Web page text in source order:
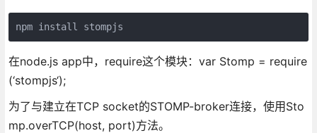
npm install stompjs
在node.js app中，require这个模块：var Stomp = require
(‘stompjs‘);
为了与建立在TCP socket的STOMP-broker连接，使用Sto
mp.overTCP(host, port)方法。